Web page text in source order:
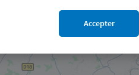
Accepter